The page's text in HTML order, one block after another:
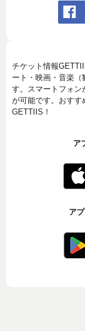
チケット情報
ート・映画・音楽（
す。スマートフォン
が可能です。おすす
GETTIIS！
ア
ア